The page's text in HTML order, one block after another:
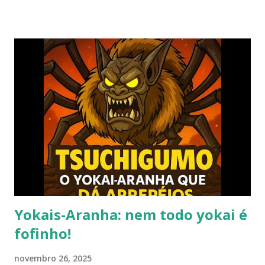
impactado profundamente minha rotina e minha capacidade
de manter o ritmo de produção de conteúdo que sempre
busquei oferecer aqui. Por isso, tomei a difícil decisão de
dar uma pausa no blog. Não posso garantir quando — ou se
— retornarei. Neste momento, minha prioridade precisa
ser cuidar da minha saúde e buscar qualidade de vida dentro
das limitações que enfrento. Quero agradecer
imensamente a cada um de vocês que esteve comigo, que
leu, comentou, compartilho...
Yokais-Aranha: nem todo yokai é
fofinho!
novembro 26, 2025